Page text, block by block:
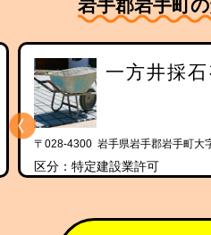
岩手郡岩手町
一方井採
〒028-4300 岩手県岩手郡岩手町大
区分：特定建設業許可